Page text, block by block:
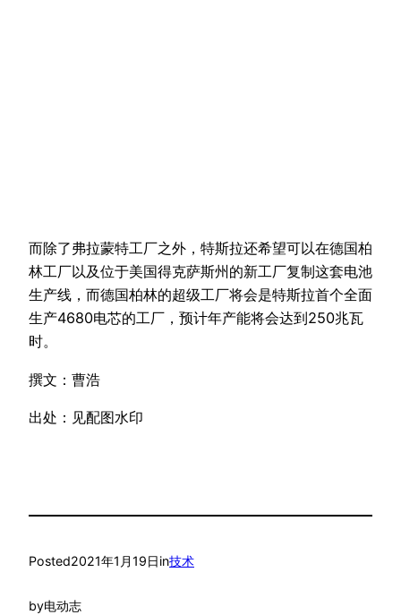
而除了弗拉蒙特工厂之外，特斯拉还希望可以在德国柏
林工厂以及位于美国得克萨斯州的新工厂复制这套电池
生产线，而德国柏林的超级工厂将会是特斯拉首个全面
生产4680电芯的工厂，预计年产能将会达到250兆瓦
时。
撰文：曹浩
出处：见配图水印
Posted2021年1月19日in技术
by电动志